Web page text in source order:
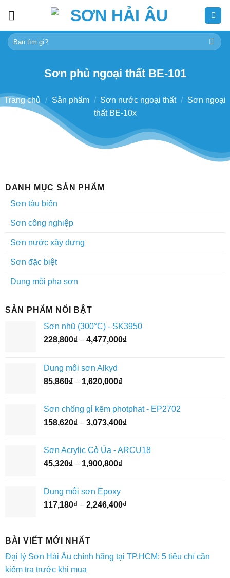
content
Tìm
kiếm:
Sơn phủ ngoại thất BE-101
Trang chủ / Sản phẩm / Sơn nước ngoại thất / Sơn ngoại
thất BE-10x
DANH MỤC SẢN PHẨM
Sơn tàu biển
Sơn công nghiệp
Sơn nước xây dựng
Sơn đặc biệt
Dung môi pha sơn
SẢN PHẨM NỔI BẬT
Sơn nhũ (300°C) - SK3950
228,800₫ – 4,477,000₫Khoảng
Dung môi sơn Alkyd
85,860₫ – 1,620,000₫Khoảng
85,860₫
đến
Sơn chống gỉ kẽm photphat - EP2702
158,620₫ – 3,073,400₫Khoảng
158,620₫
Sơn Acrylic Cỏ Úa - ARCU18
45,320₫ – 1,900,800₫Khoảng
đến
Dung môi sơn Epoxy
117,180₫ – 2,246,400₫Khoảng
2,246,400₫
BÀI VIẾT MỚI NHẤT
Đại lý Sơn Hải Âu chính hãng tại TP.HCM: 5 tiêu chí cần
kiểm tra trước khi mua